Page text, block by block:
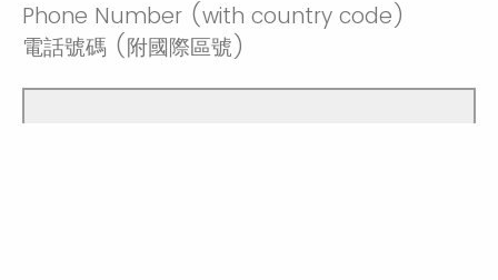
Phone Number (with country code)
電話號碼 (附國際區號)